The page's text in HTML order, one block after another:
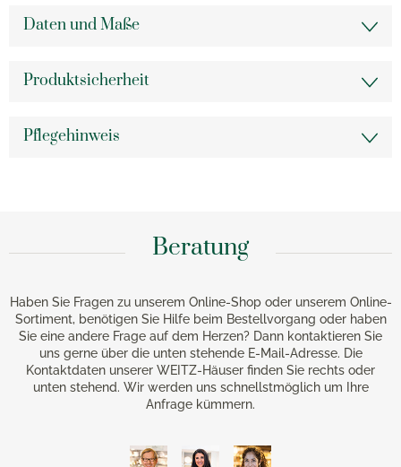
Daten und Maße
Produktsicherheit
Pflegehinweis
Beratung
Haben Sie Fragen zu unserem Online-Shop oder unserem Online-
Sortiment, benötigen Sie Hilfe beim Bestellvorgang oder haben
Sie eine andere Frage auf dem Herzen? Dann kontaktieren Sie
uns gerne über die unten stehende E-Mail-Adresse. Die
Kontaktdaten unserer WEITZ-Häuser finden Sie rechts oder
unten stehend. Wir werden uns schnellstmöglich um Ihre
Anfrage kümmern.